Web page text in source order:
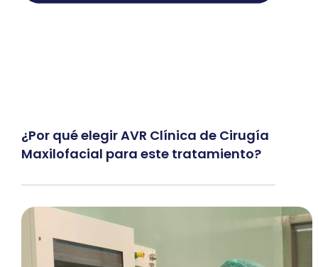
¿Por qué elegir AVR Clínica de Cirugía
Maxilofacial para este tratamiento?